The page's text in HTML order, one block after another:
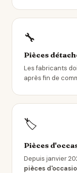
🔧
Pièces
Les fabricants
après fin de
🏷️
Pièces
Depuis janvier
pièces